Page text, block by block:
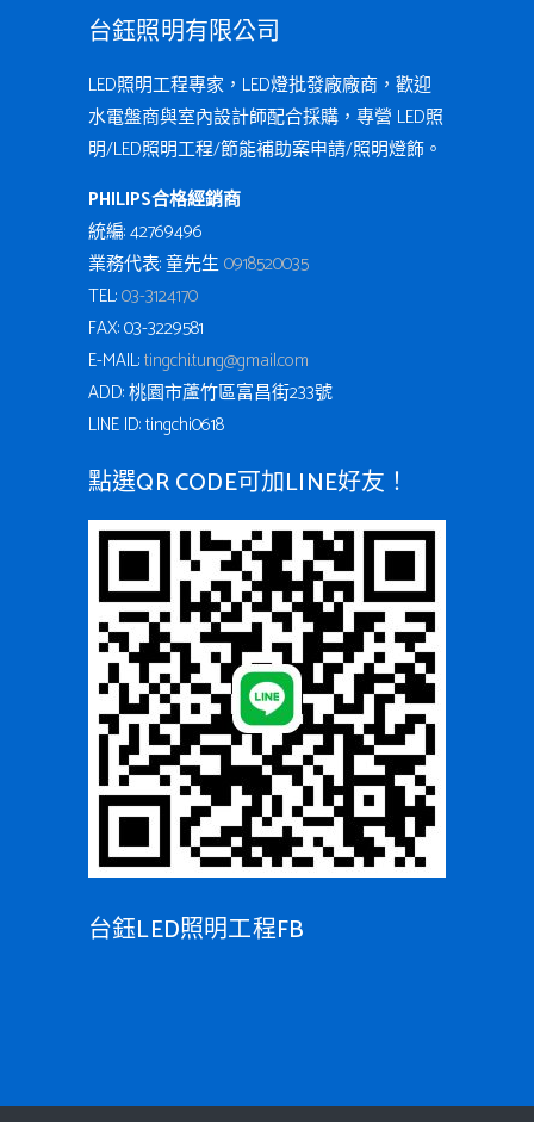
台鈺照明有限公司
LED照明工程專家，LED燈批發廠廠商，歡迎
水電盤商與室內設計師配合採購，專營 LED照
明/LED照明工程/節能補助案申請/照明燈飾。
PHILIPS合格經銷商
統編: 42769496
業務代表: 童先生0918520035
TEL:03-3124170
FAX: 03-3229581
E-MAIL:tingchi.tung@gmail.com
ADD: 桃園市蘆竹區富昌街233號
LINE ID: tingchi0618
點選QR CODE可加LINE好友！
台鈺LED照明工程FB